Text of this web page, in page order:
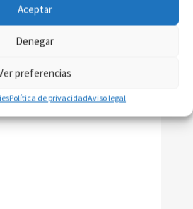
Aceptar
Denegar
preferencias
Política de privacidadAviso legal